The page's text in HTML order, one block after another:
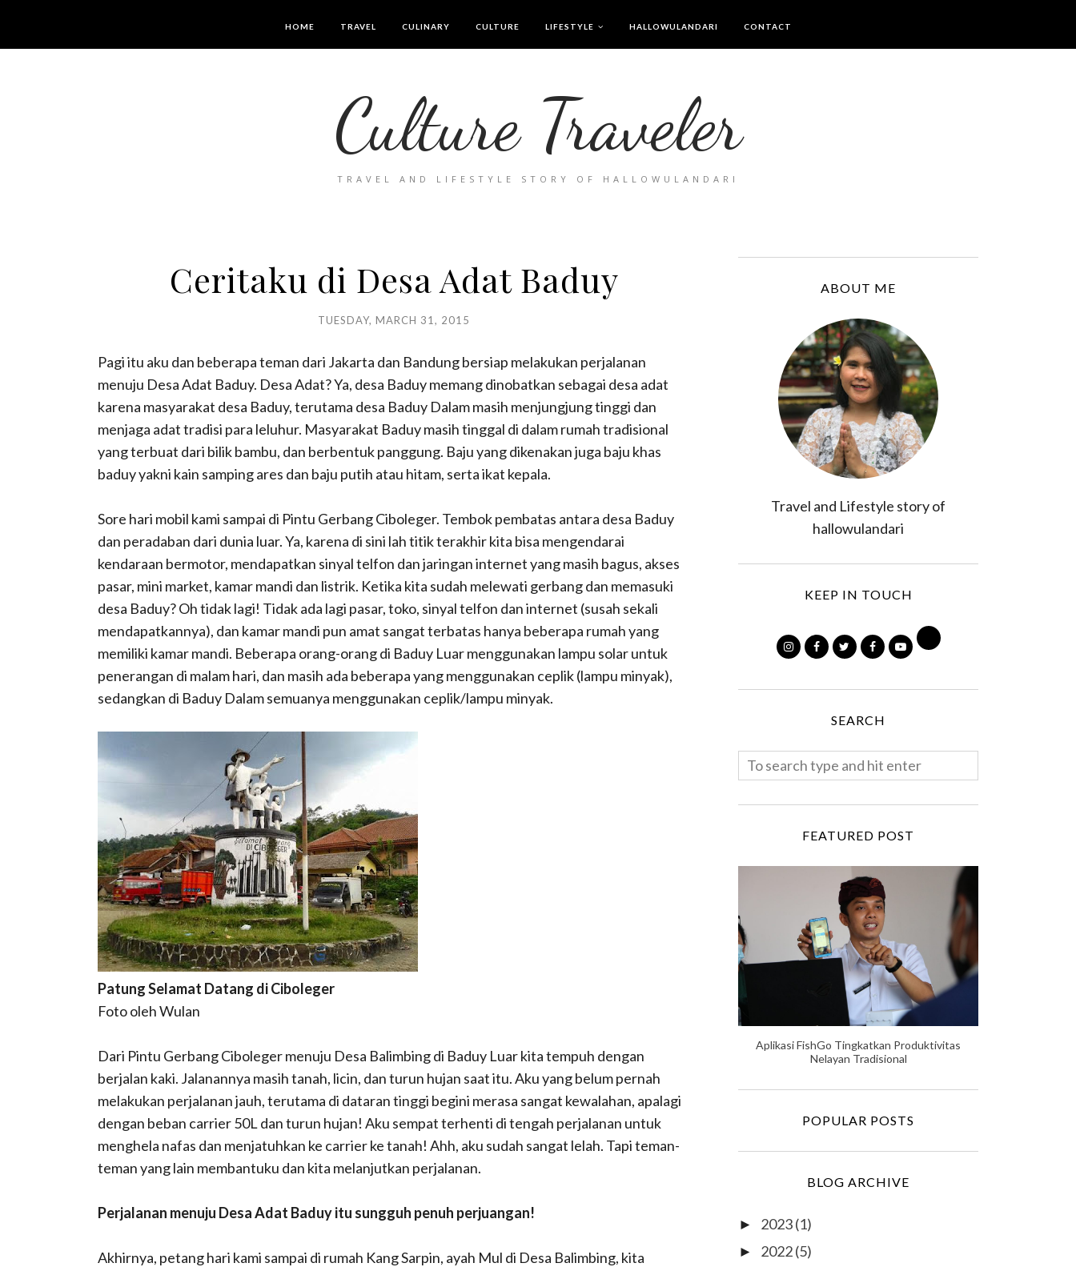
HOME TRAVEL CULINARY CULTURE LIFESTYLE HALLOWULANDARI CONTACT
Culture Traveler
TRAVEL AND LIFESTYLE STORY OF HALLOWULANDARI
Ceritaku di Desa Adat Baduy
TUESDAY, MARCH 31, 2015
Pagi itu aku dan beberapa teman dari Jakarta dan Bandung bersiap melakukan perjalanan
menuju Desa Adat Baduy. Desa Adat? Ya, desa Baduy memang dinobatkan sebagai desa adat
karena masyarakat desa Baduy, terutama desa Baduy Dalam masih menjungjung tinggi dan
menjaga adat tradisi para leluhur. Masyarakat Baduy masih tinggal di dalam rumah tradisional
yang terbuat dari bilik bambu, dan berbentuk panggung. Baju yang dikenakan juga baju khas
baduy yakni kain samping ares dan baju putih atau hitam, serta ikat kepala.
Sore hari mobil kami sampai di Pintu Gerbang Ciboleger. Tembok pembatas antara desa Baduy
dan peradaban dari dunia luar. Ya, karena di sini lah titik terakhir kita bisa mengendarai
kendaraan bermotor, mendapatkan sinyal telfon dan jaringan internet yang masih bagus, akses
pasar, mini market, kamar mandi dan listrik. Ketika kita sudah melewati gerbang dan memasuki
desa Baduy? Oh tidak lagi! Tidak ada lagi pasar, toko, sinyal telfon dan internet (susah sekali
mendapatkannya), dan kamar mandi pun amat sangat terbatas hanya beberapa rumah yang
memiliki kamar mandi. Beberapa orang-orang di Baduy Luar menggunakan lampu solar untuk
penerangan di malam hari, dan masih ada beberapa yang menggunakan ceplik (lampu minyak),
sedangkan di Baduy Dalam semuanya menggunakan ceplik/lampu minyak.
Patung Selamat Datang di Ciboleger
Foto oleh Wulan
Dari Pintu Gerbang Ciboleger menuju Desa Balimbing di Baduy Luar kita tempuh dengan
berjalan kaki. Jalanannya masih tanah, licin, dan turun hujan saat itu. Aku yang belum pernah
melakukan perjalanan jauh, terutama di dataran tinggi begini merasa sangat kewalahan, apalagi
dengan beban carrier 50L dan turun hujan! Aku sempat terhenti di tengah perjalanan untuk
menghela nafas dan menjatuhkan ke carrier ke tanah! Ahh, aku sudah sangat lelah. Tapi teman-
teman yang lain membantuku dan kita melanjutkan perjalanan.
Perjalanan menuju Desa Adat Baduy itu sungguh penuh perjuangan!
Akhirnya, petang hari kami sampai di rumah Kang Sarpin, ayah Mul di Desa Balimbing, kita
ABOUT ME
Travel and Lifestyle story of
hallowulandari
KEEP IN TOUCH
SEARCH
FEATURED POST
Aplikasi FishGo Tingkatkan Produktivitas
Nelayan Tradisional
POPULAR POSTS
BLOG ARCHIVE
► 2023(1)
► 2022(5)